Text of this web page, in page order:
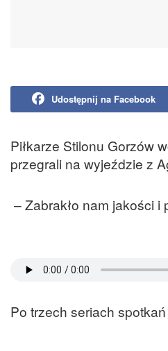
Udostępnij na Facebook
Piłkarze Stilonu Gorzów
przegrali na wyjeździe z
– Zabrakło nam jakości i
Po trzech seriach